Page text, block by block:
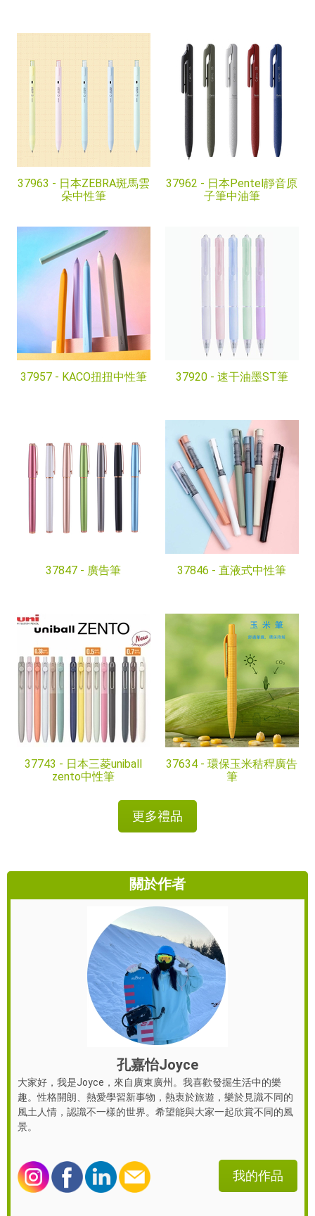
37963 - 日本ZEBRA斑馬雲
朵中性筆
37962 - 日本Pentel靜音原
子筆中油筆
37957 - KACO扭扭中性筆 37920 - 速干油墨ST筆
37847 - 廣告筆 37846 - 直液式中性筆
37743 - 日本三菱uniball
zento中性筆
37634 - 環保玉米秸稈廣告
筆
更多禮品
關於作者
孔嘉怡Joyce
大家好，我是Joyce，來自廣東廣州。我喜歡發掘生活中的樂
趣。性格開朗、熱愛學習新事物，熱衷於旅遊，樂於見識不同的
風土人情，認識不一樣的世界。希望能與大家一起欣賞不同的風
景。
我的作品